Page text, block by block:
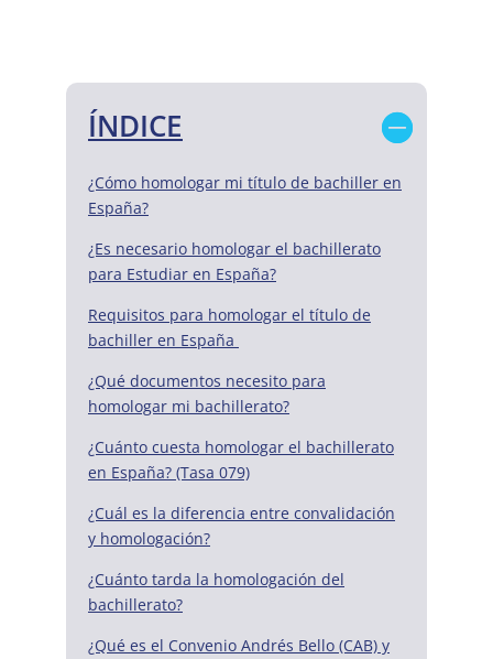
ÍNDICE
¿Cómo homologar mi título de bachiller en
España?
¿Es necesario homologar el bachillerato
para Estudiar en España?
Requisitos para homologar el título de
bachiller en España
¿Qué documentos necesito para
homologar mi bachillerato?
¿Cuánto cuesta homologar el bachillerato
en España? (Tasa 079)
¿Cuál es la diferencia entre convalidación
y homologación?
¿Cuánto tarda la homologación del
bachillerato?
¿Qué es el Convenio Andrés Bello (CAB) y